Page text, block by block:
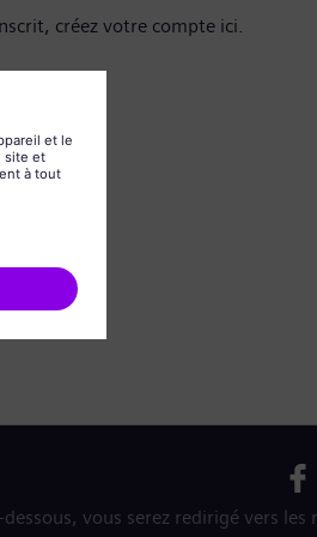
créez votre compte ici.
vous serez redirigé vers les